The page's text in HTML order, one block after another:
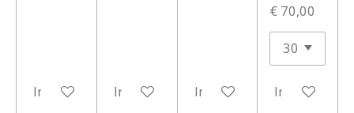
In winkelwagenIn winkelwagenIn winkelwagen
€ 70,00
In